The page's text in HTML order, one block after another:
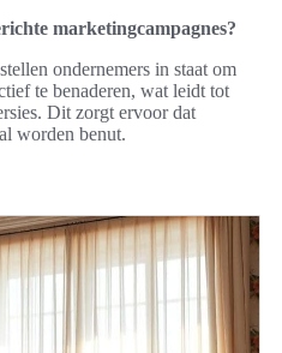
marketingcampagnes?
ondernemers in staat om
te benaderen, wat leidt tot
Dit zorgt ervoor dat
worden benut.